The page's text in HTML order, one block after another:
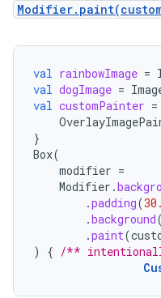
val rainbowImage =
val dogImage =
val customPainter =
}
Box(
modifier =
Modifier .
.padding(30.
.background(
.paint(
)
{ /**